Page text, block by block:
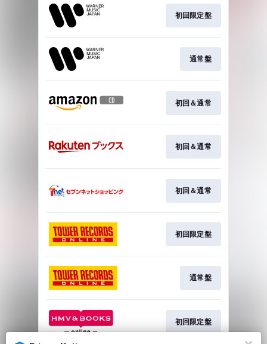
初回限定盤
通常盤
初回＆通常
初回＆通常
初回＆通常
初回限定盤
通常盤
初回限定盤